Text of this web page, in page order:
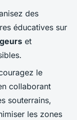
des
éducatives sur
et
le
collaborant
souterrains,
les zones